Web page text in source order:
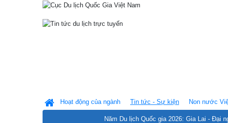
Hoạt động của ngành Tin tức - Sự kiện
Năm Du lịch Quốc gia 2026: Gia Lai - Đại
Non nước